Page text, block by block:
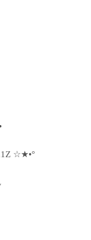
☆★•°